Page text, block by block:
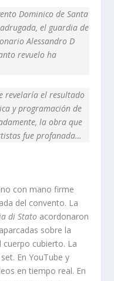
Dominico de Santa
el guardia de
Alessandro D
revuelo ha
revelaría el resultado
y programación de
la obra que
fue profanada…
con mano firme
del convento. La
di Stato acordonaron
sobre la
cuerpo cubierto. La
En YouTube y
en tiempo real. En